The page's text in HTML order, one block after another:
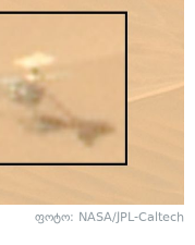
ფოტო: NASA/JPL-Caltech